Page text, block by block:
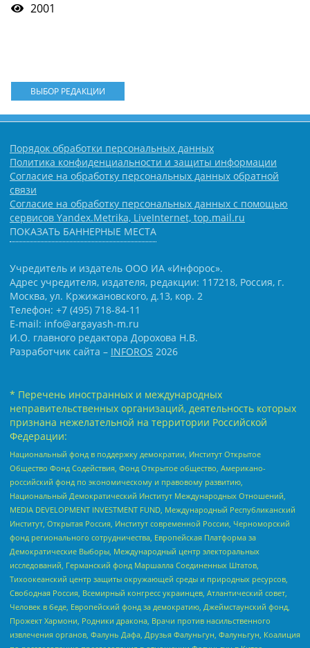
2001
ВЫБОР РЕДАКЦИИ
Порядок обработки персональных данных
Политика конфиденциальности и защиты информации
Согласие на обработку персональных данных обратной
связи
Согласие на обработку персональных данных с помощью
сервисов Yandex.Metrika, LiveInternet, top.mail.ru
ПОКАЗАТЬ БАННЕРНЫЕ МЕСТА
Учредитель и издатель ООО ИА «Инфорос».
Адрес учредителя, издателя, редакции: 117218, Россия, г.
Москва, ул. Кржижановского, д.13, кор. 2
Телефон: +7 (495) 718-84-11
E-mail: info@argayash-m.ru
И.О. главного редактора Дорохова Н.В.
Разработчик сайта – INFOROS 2026
* Перечень иностранных и международных
неправительственных организаций, деятельность которых
признана нежелательной на территории Российской
Федерации:
Национальный фонд в поддержку демократии, Институт Открытое
Общество Фонд Содействия, Фонд Открытое общество, Американо-
российский фонд по экономическому и правовому развитию,
Национальный Демократический Институт Международных Отношений,
MEDIA DEVELOPMENT INVESTMENT FUND, Международный Республиканский
Институт, Открытая Россия, Институт современной России, Черноморский
фонд регионального сотрудничества, Европейская Платформа за
Демократические Выборы, Международный центр электоральных
исследований, Германский фонд Маршалла Соединенных Штатов,
Тихоокеанский центр защиты окружающей среды и природных ресурсов,
Свободная Россия, Всемирный конгресс украинцев, Атлантический совет,
Человек в беде, Европейский фонд за демократию, Джеймстаунский фонд,
Прожект Хармони, Родники дракона, Врачи против насильственного
извлечения органов, Фалунь Дафа, Друзья Фалуньгун, Фалуньгун, Коалиция